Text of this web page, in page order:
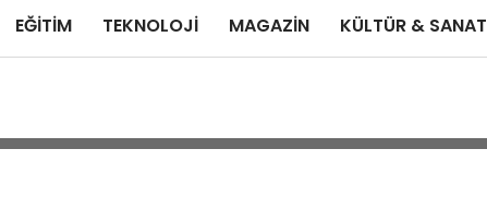
EĞITIM TEKNOLOJI MAGAZIN KÜLTÜR & SANAT